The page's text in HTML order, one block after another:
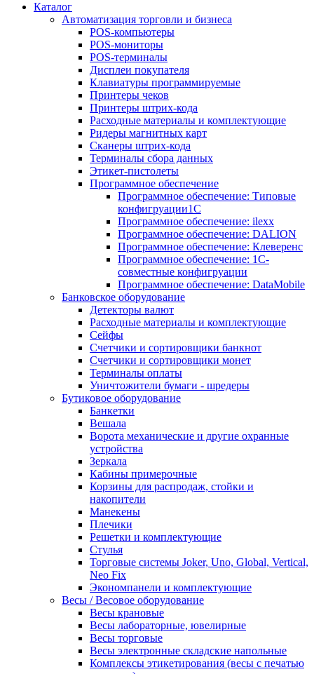
Каталог
Автоматизация торговли и бизнеса
POS-компьютеры
POS-мониторы
POS-терминалы
Дисплеи покупателя
Клавиатуры программируемые
Принтеры чеков
Принтеры штрих-кода
Расходные материалы и комплектующие
Ридеры магнитных карт
Сканеры штрих-кода
Терминалы сбора данных
Этикет-пистолеты
Программное обеспечение
Программное обеспечение: Типовые
конфигруации1С
Программное обеспечение: ilexx
Программное обеспечение: DALION
Программное обеспечение: Клеверенс
Программное обеспечение: 1С-
совместные конфигруации
Программное обеспечение: DataMobile
Банковское оборудование
Детекторы валют
Расходные материалы и комплектующие
Сейфы
Счетчики и сортировщики банкнот
Счетчики и сортировщики монет
Терминалы оплаты
Уничтожители бумаги - шредеры
Бутиковое оборудование
Банкетки
Вешала
Ворота механические и другие охранные
устройства
Зеркала
Кабины примерочные
Корзины для распродаж, стойки и
накопители
Манекены
Плечики
Решетки и комплектующие
Стулья
Торговые системы Joker, Uno, Global, Vertical,
Neo Fix
Экономпанели и комплектующие
Весы / Весовое оборудование
Весы крановые
Весы лабораторные, ювелирные
Весы торговые
Весы электронные складские напольные
Комплексы этикетирования (весы с печатью